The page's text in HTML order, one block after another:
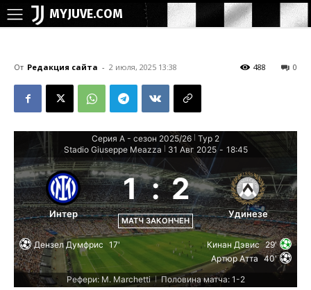
MYJUVE.COM
От Редакция сайта - 2 июля, 2025 13:38 0
488
Серия А - сезон 2025/26 Тур 2
Stadio Giuseppe Meazza
31 Авг 2025 - 18:45
Интер
1 : 2
МАТЧ ЗАКОНЧЕН
Удинезе
Дензел Думфрис 17' Кинан Дэвис 29'
Артюр Атта 40'
Рефери: M. Marchetti
| Половина матча: 1-2